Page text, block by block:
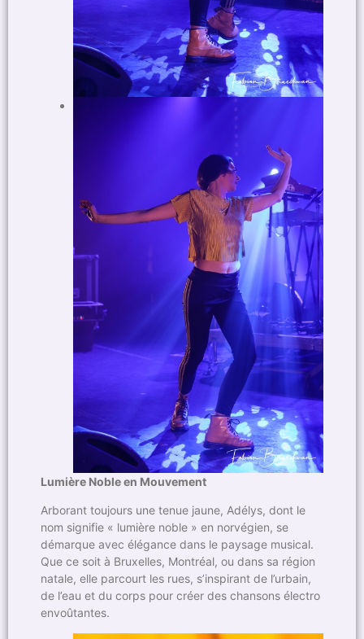
Lumière Noble en Mouvement
Arborant toujours une tenue jaune, Adélys, dont le
nom signifie « lumière noble » en norvégien, se
démarque avec élégance dans le paysage musical.
Que ce soit à Bruxelles, Montréal, ou dans sa région
natale, elle parcourt les rues, s’inspirant de l’urbain,
de l’eau et du corps pour créer des chansons électro
envoûtantes.